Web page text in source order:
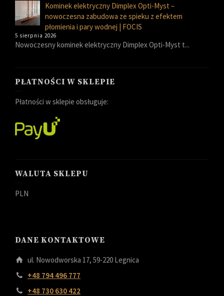
Kominek elektryczny Dimplex Opti-Myst –
nowoczesna zabudowa ze spieku z efektem
płomienia i pary wodnej | FOCIS
5 sierpnia 2026
Nowoczesny kominek elektryczny Dimplex Opti-Myst t...
PŁATNOŚCI W SKLEPIE
Płatności w sklepie obsługuje:
WALUTA SKLEPU
PLN
DANE KONTAKTOWE
ul. Nowodworska 17, 59-220 Legnica
+48 794 496 777
+48 730 630 422